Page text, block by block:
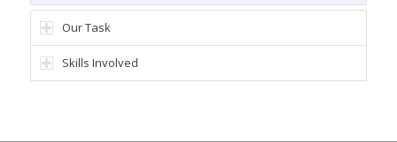
Our Task
Skills Involved